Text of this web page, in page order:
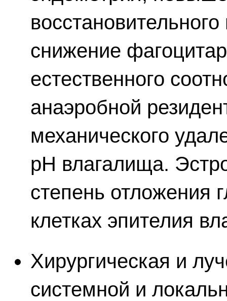
снижение
естественного
анаэробной
механического
рН влагалища.
степень отложения
клетках эпителия
Хирургическая и
системной и